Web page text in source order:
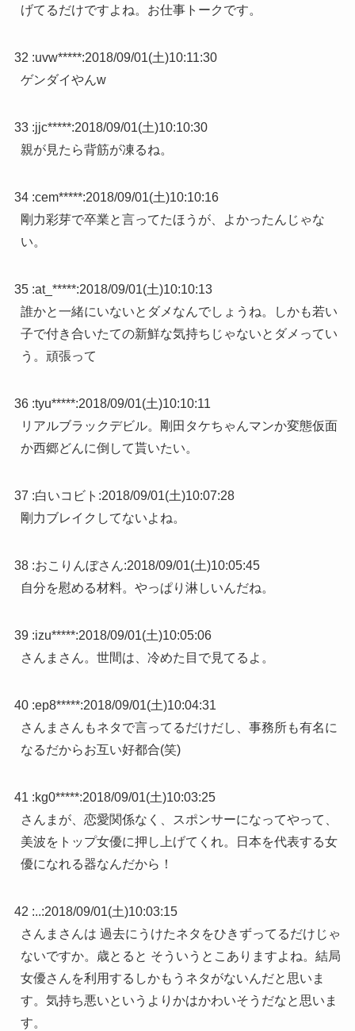
げてるだけですよね。お仕事トークです。
32 :uvw*****:2018/09/01(土)10:11:30
ゲンダイやんw
33 :jjc*****:2018/09/01(土)10:10:30
親が見たら背筋が凍るね。
34 :cem*****:2018/09/01(土)10:10:16
剛力彩芽で卒業と言ってたほうが、よかったんじゃな
い。
35 :at_*****:2018/09/01(土)10:10:13
誰かと一緒にいないとダメなんでしょうね。しかも若い
子で付き合いたての新鮮な気持ちじゃないとダメってい
う。頑張って
36 :tyu*****:2018/09/01(土)10:10:11
リアルブラックデビル。剛田タケちゃんマンか変態仮面
か西郷どんに倒して貰いたい。
37 :白いコビト :2018/09/01(土)10:07:28
剛力ブレイクしてないよね。
38 :おこりんぼさん:2018/09/01(土)10:05:45
自分を慰める材料。やっぱり淋しいんだね。
39 :izu*****:2018/09/01(土)10:05:06
さんまさん。世間は、冷めた目で見てるよ。
40 :ep8*****:2018/09/01(土)10:04:31
さんまさんもネタで言ってるだけだし、事務所も有名に
なるだからお互い好都合(笑)
41 :kg0*****:2018/09/01(土)10:03:25
さんまが、恋愛関係なく、スポンサーになってやって、
美波をトップ女優に押し上げてくれ。日本を代表する女
優になれる器なんだから！
42 :..:2018/09/01(土)10:03:15
さんまさんは 過去にうけたネタをひきずってるだけじゃ
ないですか。歳とると そういうとこありますよね。結局
女優さんを利用するしかもうネタがないんだと思いま
す。気持ち悪いというよりかはかわいそうだなと思いま
す。